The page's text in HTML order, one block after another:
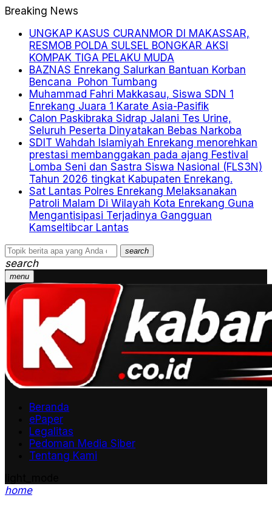
Breaking News
UNGKAP KASUS CURANMOR DI MAKASSAR,
RESMOB POLDA SULSEL BONGKAR AKSI
KOMPAK TIGA PELAKU MUDA
BAZNAS Enrekang Salurkan Bantuan Korban
Bencana Pohon Tumbang
Muhammad Fahri Makkasau, Siswa SDN 1
Enrekang Juara 1 Karate Asia-Pasifik
Calon Paskibraka Sidrap Jalani Tes Urine,
Seluruh Peserta Dinyatakan Bebas Narkoba
SDIT Wahdah Islamiyah Enrekang menorehkan
prestasi membanggakan pada ajang Festival
Lomba Seni dan Sastra Siswa Nasional (FLS3N)
Tahun 2026 tingkat Kabupaten Enrekang.
Sat Lantas Polres Enrekang Melaksanakan
Patroli Malam Di Wilayah Kota Enrekang Guna
Mengantisipasi Terjadinya Gangguan
Kamseltibcar Lantas
search
search
menu
Beranda
ePaper
Legalitas
Pedoman Media Siber
Tentang Kami
home